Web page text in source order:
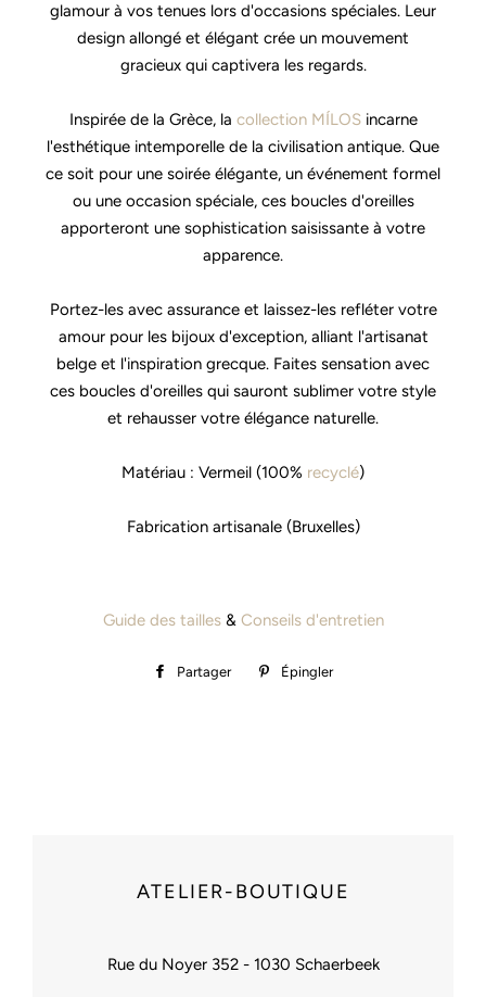
glamour à vos tenues lors d'occasions spéciales. Leur
design allongé et élégant crée un mouvement
gracieux qui captivera les regards.
Inspirée de la Grèce, la collection MÍLOSincarne
l'esthétique intemporelle de la civilisation antique. Que
ce soit pour une soirée élégante, un événement formel
ou une occasion spéciale, ces boucles d'oreilles
apporteront une sophistication saisissante à votre
apparence.
Portez-les avec assurance et laissez-les refléter votre
amour pour les bijoux d'exception, alliant l'artisanat
belge et l'inspiration grecque. Faites sensation avec
ces boucles d'oreilles qui sauront sublimer votre style
et rehausser votre élégance naturelle.
Matériau : Vermeil (100% recyclé)
Fabrication artisanale (Bruxelles)
Guide des tailles& Conseils d'entretien
Partager
PartagerÉpingler
ATELIER-BOUTIQUE
Rue du Noyer 352 - 1030 Schaerbeek